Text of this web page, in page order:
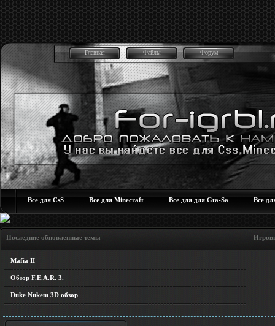
Главная Файлы Форум
Все для CsS Все для Minecraft Все для для Gta-Sa Все
Последние обновленные темы Игровые
Mafia II
Обзор F.E.A.R. 3.
Duke Nukem 3D обзор